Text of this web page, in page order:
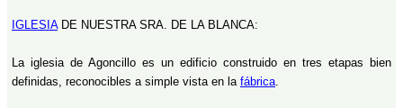
IGLESIADE NUESTRA SRA. DE LA BLANCA:
La iglesia de Agoncillo es un edificio construido en tres etapas bien
definidas, reconocibles a simple vista en la fábrica.